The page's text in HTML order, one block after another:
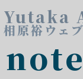
Yutaka
相原裕ウェ
note